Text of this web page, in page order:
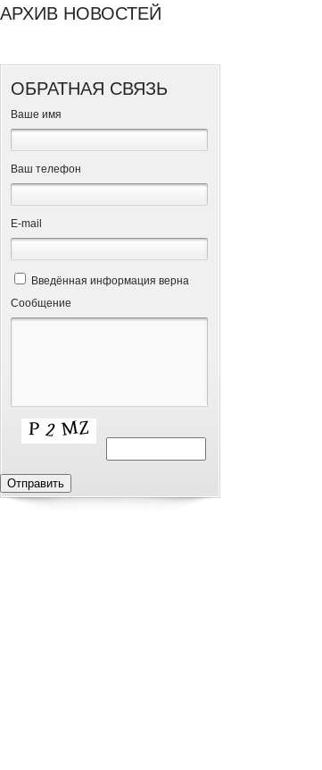
АРХИВ НОВОСТЕЙ
ОБРАТНАЯ СВЯЗЬ
Ваше имя
Ваш телефон
Е-mail
Введённая информация верна
Сообщение